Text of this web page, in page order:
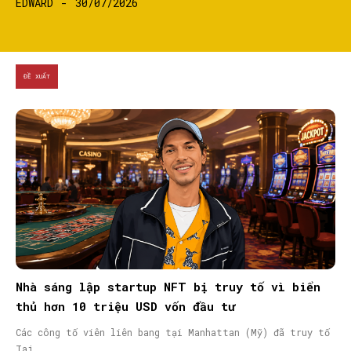
ĐỀ XUẤT
Nhà sáng lập startup NFT bị truy tố vì biển
thủ hơn 10 triệu USD vốn đầu tư
Các công tố viên liên bang tại Manhattan (Mỹ) đã truy tố
Taj...